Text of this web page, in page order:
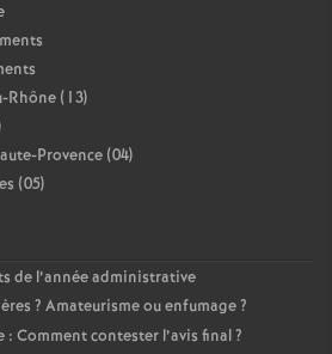
Rhône (13)
Provence (04)
(05)
de l’année administrative
? Amateurisme ou enfumage?
: Comment contester l’avis final?